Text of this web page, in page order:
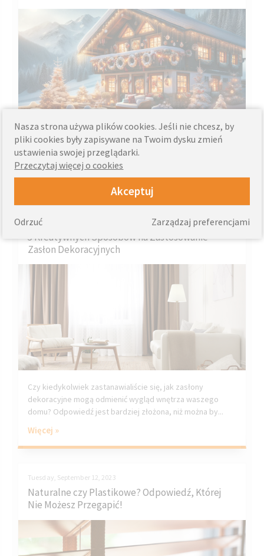
Święta to magiczny czas, kiedy każdy kąt naszego domu
może lśnić świątecznym blaskiem. Okna, jako wizytówki
naszych domów, odgrywają tu kluczową rolę. W...
Thursday, September 28, 2023
5 Kreatywnych Sposobów na Zastosowanie
Zasłon Dekoracyjnych
Czy kiedykolwiek zastanawialiście się, jak zasłony
dekoracyjne mogą odmienić wygląd wnętrza waszego
domu? Odpowiedź jest bardziej złożona, niż można by...
Więcej »
Tuesday, September 12, 2023
Naturalne czy Plastikowe? Odpowiedź, Której
Nie Możesz Przegapić!
Nasza strona używa plików cookies. Jeśli nie chcesz, by
pliki cookies były zapisywane na Twoim dysku zmień
ustawienia swojej przeglądarki.
Przeczytaj więcej o cookies
Akceptuj
Zarządzaj preferencjami
Odrzuć